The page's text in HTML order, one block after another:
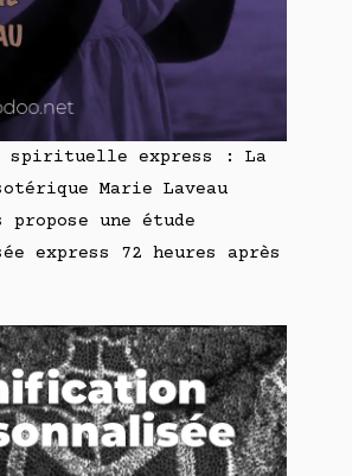
spirituelle express : La
Marie Laveau
propose une étude
express 72 heures après